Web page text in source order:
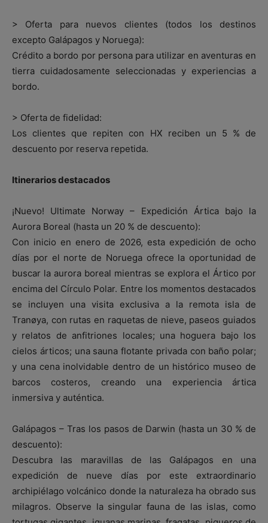
> Oferta para nuevos clientes (todos los destinos
excepto Galápagos y Noruega):
Crédito a bordo por persona para utilizar en aventuras en
tierra cuidadosamente seleccionadas y experiencias a
bordo.
> Oferta de fidelidad:
Los clientes que repiten con HX reciben un 5 % de
descuento por reserva repetida.
Itinerarios destacados
¡Nuevo! Ultimate Norway – Expedición Ártica bajo la
Aurora Boreal (hasta un 20 % de descuento):
Con inicio en enero de 2026, esta expedición de ocho
días por el norte de Noruega ofrece la oportunidad de
buscar la aurora boreal mientras se explora el Ártico por
encima del Círculo Polar. Entre los momentos destacados
se incluyen una visita exclusiva a la remota isla de
Tranøya, con rutas en raquetas de nieve, paseos guiados
y relatos de anfitriones locales; una hoguera bajo los
cielos árticos; una sauna flotante privada con baño polar;
y una cena inolvidable dentro de un histórico museo de
barcos costeros, creando una experiencia ártica
inmersiva y auténtica.
Galápagos – Tras los pasos de Darwin (hasta un 30 % de
descuento):
Descubra las maravillas de las Galápagos en una
expedición de nueve días por este extraordinario
archipiélago volcánico donde la naturaleza ha obrado sus
milagros. Observe la singular fauna de las islas, como